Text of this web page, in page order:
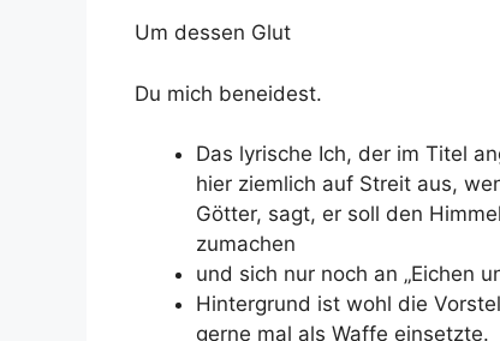
Um dessen Glut
Du mich beneidest.
Das lyrische Ich, der im Titel
hier ziemlich auf Streit aus,
Götter, sagt, er soll den
zumachen
und sich nur noch an „Eichen
Hintergrund ist wohl die
gerne mal als Waffe einsetzte.